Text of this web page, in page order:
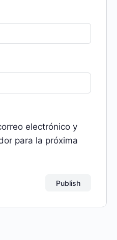
electrónico y
para la próxima